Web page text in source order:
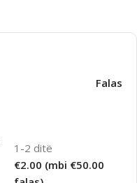
Falas
1-2 ditë
€2.00 (mbi €50.00